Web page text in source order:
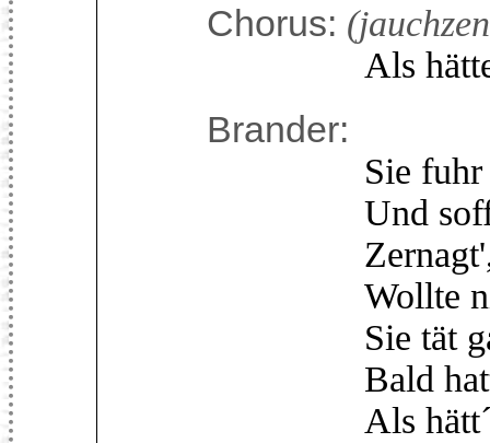
Chorus:
Als hätte sie
Brander:
Sie fuhr
Und soff
Zernagt',
Wollte nichts
Sie tät gar
Bald hatte
Als hätt´ es